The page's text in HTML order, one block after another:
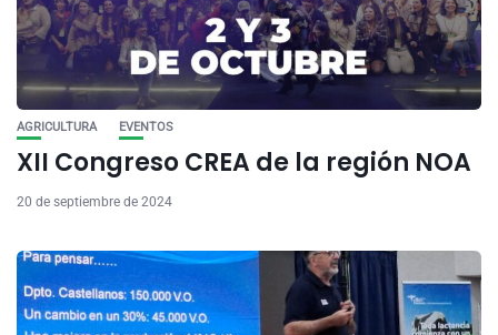
AGRICULTURA EVENTOS
XII Congreso CREA de la región NOA
20 de septiembre de 2024